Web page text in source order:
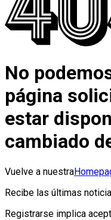
No
página
estar
cambiado
Vuelve a nuestra
Recibe las últimas
Registrarse implica